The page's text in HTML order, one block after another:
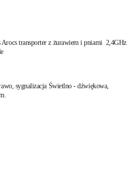
Arocs transporter z żurawiem i pniami 2,4GHz
sygnalizacja Świetlno - dźwiękowa,